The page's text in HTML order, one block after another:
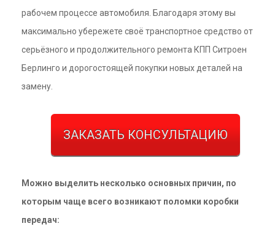
рабочем процессе автомобиля. Благодаря этому вы
максимально убережете своё транспортное средство от
серьёзного и продолжительного ремонта КПП Ситроен
Берлинго и дорогостоящей покупки новых деталей на
замену.
ЗАКАЗАТЬ КОНСУЛЬТАЦИЮ
Можно выделить несколько основных причин, по
которым чаще всего возникают поломки коробки
передач: